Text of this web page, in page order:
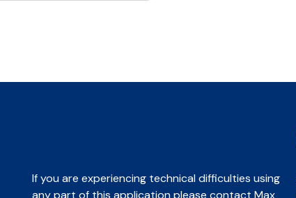
If you are experiencing technical difficulties using
any part of this application please contact Max